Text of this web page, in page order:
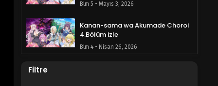
Blm 5 - Mayıs 3, 2026
Kanan-sama wa Akumade Choroi
4.Bölüm izle
Blm 4 - Nisan 26, 2026
Filtre